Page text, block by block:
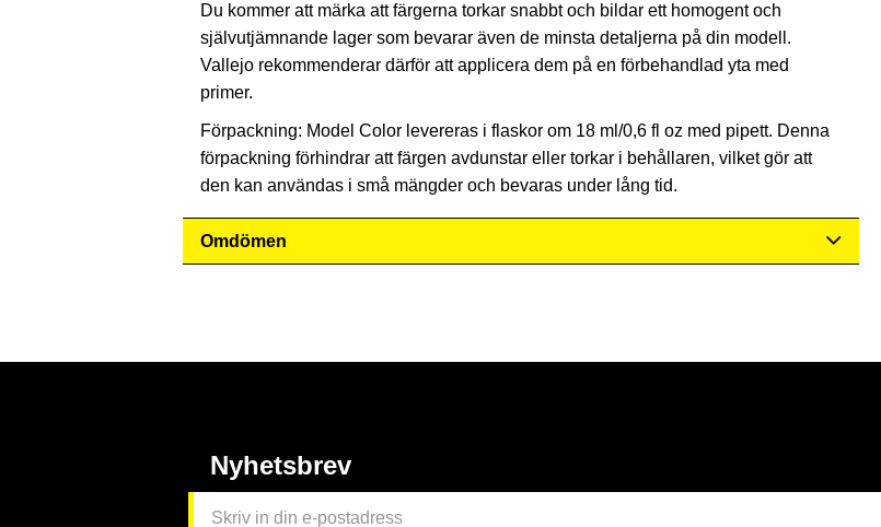
Du kommer att märka att färgerna torkar snabbt och bildar ett homogent och
självutjämnande lager som bevarar även de minsta detaljerna på din modell.
Vallejo rekommenderar därför att applicera dem på en förbehandlad yta med
primer.
Förpackning: Model Color levereras i flaskor om 18 ml/0,6 fl oz med pipett. Denna
förpackning förhindrar att färgen avdunstar eller torkar i behållaren, vilket gör att
den kan användas i små mängder och bevaras under lång tid.
Omdömen
Nyhetsbrev